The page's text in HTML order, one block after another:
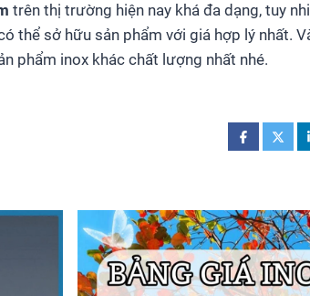
trên thị trường hiện nay khá đa dạng, tuy
thể sở hữu sản phẩm với giá hợp lý nhất.
phẩm inox khác chất lượng nhất nhé.